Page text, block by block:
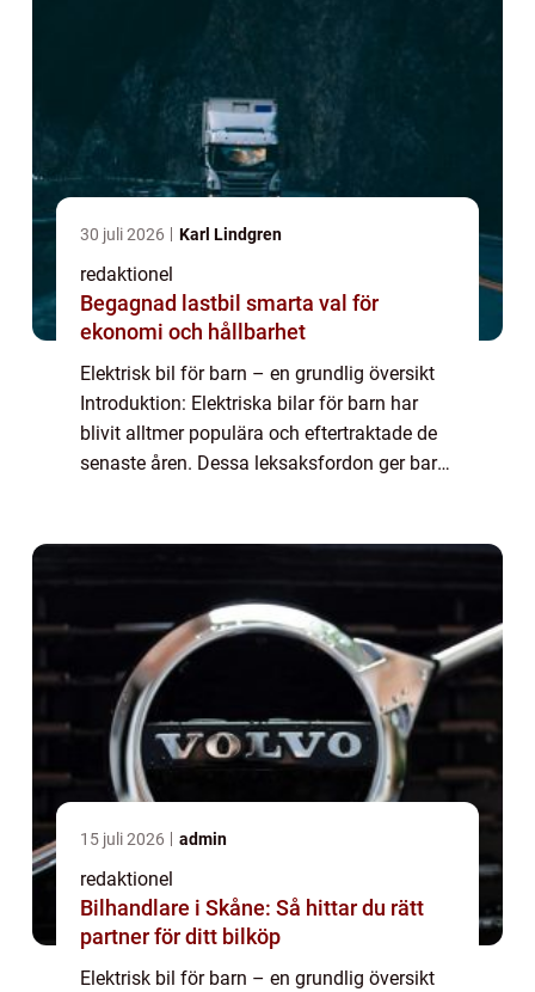
30 juli 2026 Karl Lindgren
redaktionel
Begagnad lastbil smarta val för
ekonomi och hållbarhet
Elektrisk bil för barn – en grundlig översikt
Introduktion: Elektriska bilar för barn har
blivit alltmer populära och eftertraktade de
senaste åren. Dessa leksaksfordon ger barn
15 juli 2026 admin
redaktionel
Bilhandlare i Skåne: Så hittar du rätt
partner för ditt bilköp
Elektrisk bil för barn – en grundlig översikt